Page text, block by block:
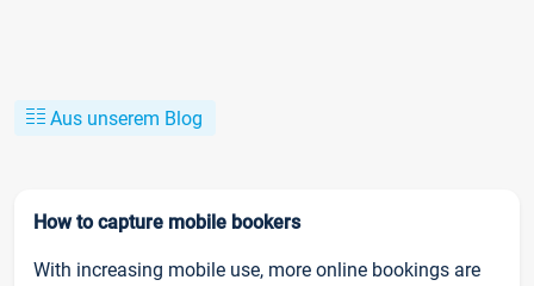
Aus unserem Blog
How to capture mobile bookers
With increasing mobile use, more online bookings are